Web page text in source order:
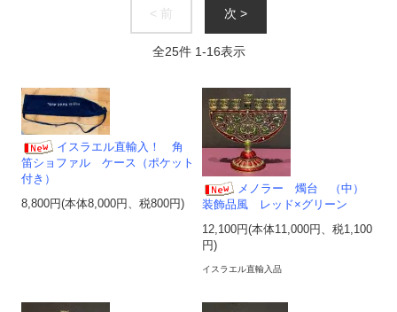
< 前 次 >
全25件 1-16表示
イスラエル直輸入！ 角
笛ショファル ケース（ポケット
付き）
8,800円(本体8,000円、税800円)
メノラー 燭台 （中）
装飾品風 レッド×グリーン
12,100円(本体11,000円、税1,100
円)
イスラエル直輸入品